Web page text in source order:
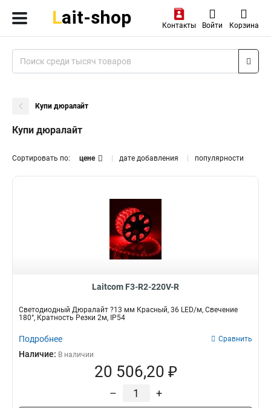
Контакты Войти Корзина
Купи дюралайт
Купи дюралайт
Сортировать по: цене дате добавления популярности
Laitcom F3-R2-220V-R
Светодиодный Дюралайт ?13 мм Красный, 36 LED/м, Свечение
180°, Кратность Резки 2м, IP54
Подробнее Сравнить
Наличие: В наличии
20 506,20 ₽
– +